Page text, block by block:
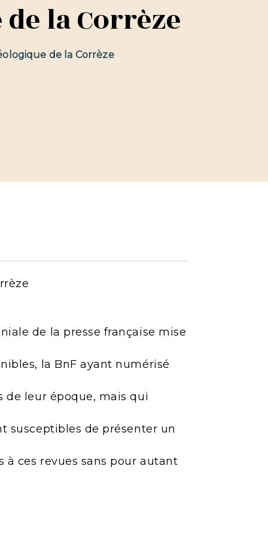
la Corrèze
de la Corrèze
de la presse française mise
la BnF ayant numérisé
de leur époque, mais qui
susceptibles de présenter un
ces revues sans pour autant